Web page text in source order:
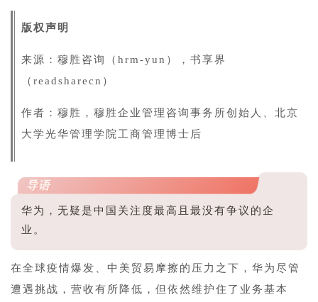
版权声明
来源： 穆胜 咨询（hrm-yun）
，书享界
（readsharecn）
作者： 穆胜，穆胜企业管理咨询事务所创始人、北京
大学光华管理学院工商管理博士后
导语
华为，无疑是中国关注度最高且最没有争议的企
业。
在全球疫情爆发、中美贸易摩擦的压力之下，华为尽管
遭遇挑战，营收有所降低，但依然维护住了业务基本